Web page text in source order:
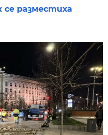
разместиха